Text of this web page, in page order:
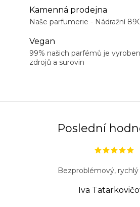
Kamenná prodejna
Naše parfumerie - Nádražní
Vegan
99% našich parfémů je
zdrojů a surovin
Poslední
Bezproblémový,
Iva